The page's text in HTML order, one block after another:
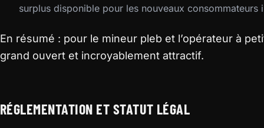
surplus disponible pour les nouveaux consommateurs
En résumé : pour le mineur pleb et l’opérateur à
grand ouvert et incroyablement attractif.
RÉGLEMENTATION ET STATUT LÉGAL